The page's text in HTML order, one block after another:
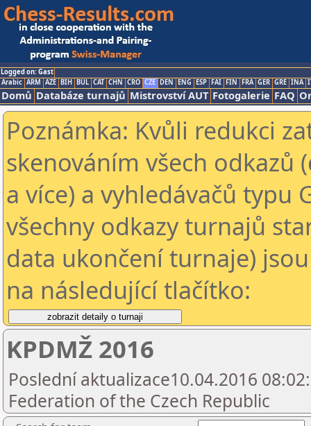
Logged on: Gast
Arabic ARM AZE BIH BUL CAT CHN CRO CZE DEN ENG ESP FAI FIN FRA GER GRE INA
Domů Databáze turnajů Mistrovství AUT Fotogalerie FAQ
Poznámka: Kvůli redukci
skenováním všech odkazů
a více) a vyhledávačů typu
všechny odkazy turnajů
data ukončení turnaje)
na následující tlačítko:
KPDMŽ 2016
Poslední aktualizace10.04.2016
Federation of the Czech Republic